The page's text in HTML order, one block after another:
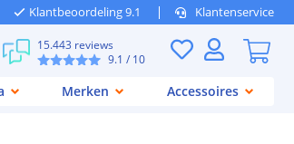
Klantbeoordeling 9.1 Klantenservice
15.443 reviews
9.1 / 10
Merken Accessoires